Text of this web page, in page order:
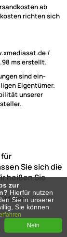
ab
richten sich
/
ms erstellt.
sind ein-
Eigentümer.
unserer
für
Sie sich die
heißen Sie
zur
Hierfür nutzen
Sie in unserer
Sie können
Nein